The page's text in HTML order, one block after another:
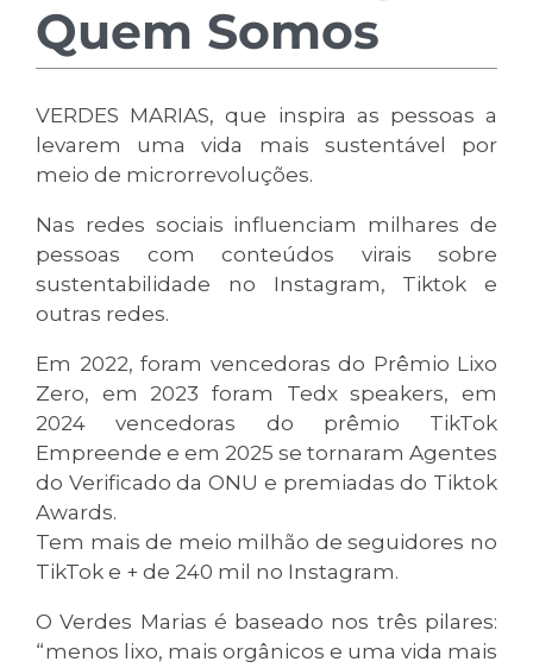
Quem Somos
VERDES MARIAS, que inspira as pessoas a
levarem uma vida mais sustentável por
meio de microrrevoluções.
Nas redes sociais influenciam milhares de
pessoas com conteúdos virais sobre
sustentabilidade no Instagram, Tiktok e
outras redes.
Em 2022, foram vencedoras do Prêmio Lixo
Zero, em 2023 foram Tedx speakers, em
2024 vencedoras do prêmio TikTok
Empreende e em 2025 se tornaram Agentes
do Verificado da ONU e premiadas do Tiktok
Awards.
Tem mais de meio milhão de seguidores no
TikTok e + de 240 mil no Instagram.
O Verdes Marias é baseado nos três pilares:
“menos lixo, mais orgânicos e uma vida mais